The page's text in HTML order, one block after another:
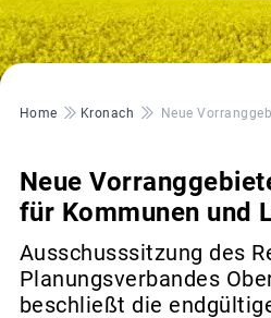
Pfadnavigation
Home Kronach Neue
Neue
für Kommunen und
Ausschusssitzung des
Planungsverbandes
beschließt die